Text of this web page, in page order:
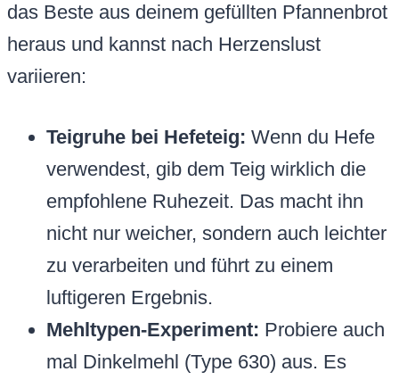
das Beste aus deinem gefüllten Pfannenbrot
heraus und kannst nach Herzenslust
variieren:
Teigruhe bei Hefeteig: Wenn du Hefe
verwendest, gib dem Teig wirklich die
empfohlene Ruhezeit. Das macht ihn
nicht nur weicher, sondern auch leichter
zu verarbeiten und führt zu einem
luftigeren Ergebnis.
Mehltypen-Experiment: Probiere auch
mal Dinkelmehl (Type 630) aus. Es